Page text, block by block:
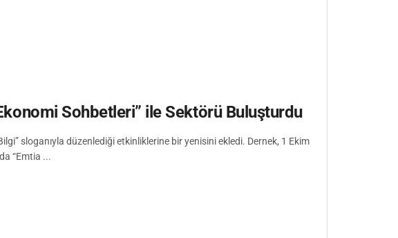
Sohbetleri” ile Sektörü Buluşturdu
sloganıyla düzenlediği etkinliklerine bir yenisini ekledi. Dernek, 1 Ekim
“Emtia ...